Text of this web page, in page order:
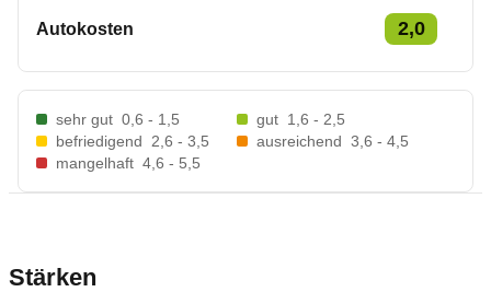
Autokosten 2,0
sehr gut 0,6 - 1,5 gut 1,6 - 2,5
befriedigend
2,6 - 3,5 ausreichend 3,6 - 4,5
mangelhaft 4,6 - 5,5
Stärken